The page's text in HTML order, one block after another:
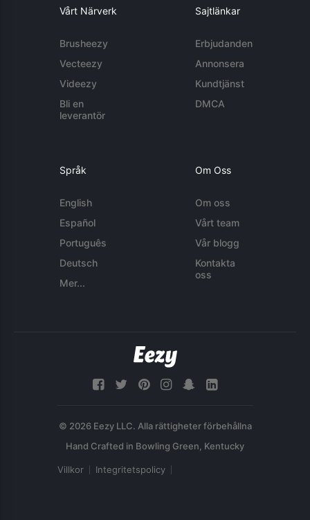
Vårt Närverk
Brusheezy
Vecteezy
Videezy
Bli en
leverantör
Sajtlänkar
Erbjudanden
Annonsera
Kundtjänst
DMCA
Språk
English
Español
Português
Deutsch
Mer...
Om Oss
Om oss
Vårt team
Vår blogg
Kontakta
oss
© 2026 Eezy LLC. Alla rättigheter förbehållna
Villkor Integritetspolicy